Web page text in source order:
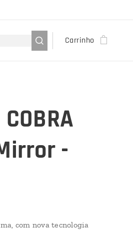
Carrinho
-
com nova tecnologia